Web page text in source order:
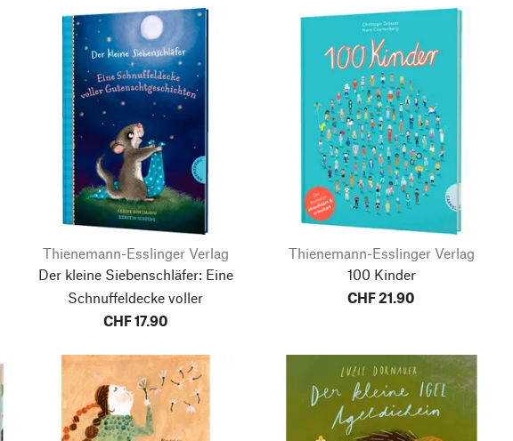
Thienemann-Esslinger Verlag
Der kleine Siebenschläfer: Eine
Schnuffeldecke voller
Gutenachtgeschichten
CHF 17.90
Thienemann-Esslinger Verlag
100 Kinder
CHF 21.90